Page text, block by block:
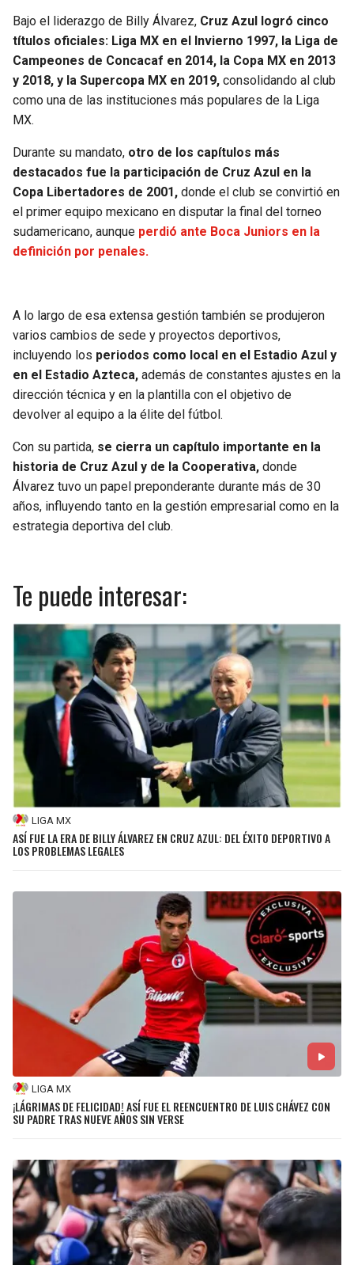
Bajo el liderazgo de Billy Álvarez, Cruz Azul logró cinco
títulos oficiales: Liga MX en el Invierno 1997, la Liga de
Campeones de Concacaf en 2014, la Copa MX en 2013
y 2018, y la Supercopa MX en 2019, consolidando al club
como una de las instituciones más populares de la Liga
MX.
Durante su mandato, otro de los capítulos más
destacados fue la participación de Cruz Azul en la
Copa Libertadores de 2001, donde el club se convirtió en
el primer equipo mexicano en disputar la final del torneo
sudamericano, aunque perdió ante Boca Juniors en la
definición por penales.
A lo largo de esa extensa gestión también se produjeron
varios cambios de sede y proyectos deportivos,
incluyendo los periodos como local en el Estadio Azul y
en el Estadio Azteca, además de constantes ajustes en la
dirección técnica y en la plantilla con el objetivo de
devolver al equipo a la élite del fútbol.
Con su partida, se cierra un capítulo importante en la
historia de Cruz Azul y de la Cooperativa, donde
Álvarez tuvo un papel preponderante durante más de 30
años, influyendo tanto en la gestión empresarial como en la
estrategia deportiva del club.
Te puede interesar:
LIGA MX
ASÍ FUE LA ERA DE BILLY ÁLVAREZ EN CRUZ AZUL: DEL ÉXITO DEPORTIVO A
LOS PROBLEMAS LEGALES
LIGA MX
¡LÁGRIMAS DE FELICIDAD! ASÍ FUE EL REENCUENTRO DE LUIS CHÁVEZ CON
SU PADRE TRAS NUEVE AÑOS SIN VERSE